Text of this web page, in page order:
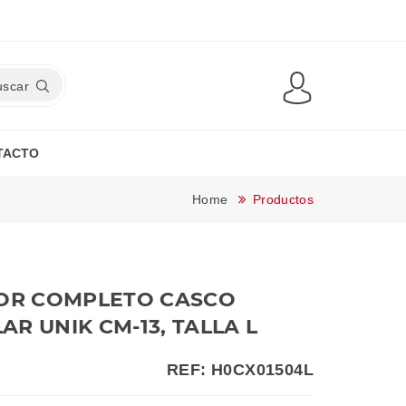
Home Productos
COMPLETO CASCO
UNIK CM-13, TALLA L
REF: H0CX01504L